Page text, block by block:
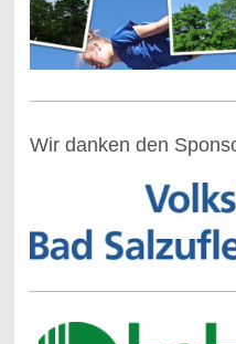
Wir danken den